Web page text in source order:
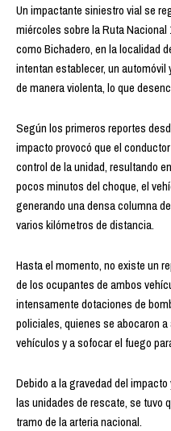
Un impactante siniestro vial se
miércoles sobre la Ruta
como Bichadero, en la localidad
intentan establecer, un
de manera violenta, lo que
Según los primeros reportes
impacto provocó que el
control de la unidad, resultando
pocos minutos del choque, el
generando una densa columna
varios kilómetros de distancia.
Hasta el momento, no existe un
de los ocupantes de ambos
intensamente dotaciones de
policiales, quienes se abocaron
vehículos y a sofocar el fuego
Debido a la gravedad del
las unidades de rescate, se tuvo
tramo de la arteria nacional.